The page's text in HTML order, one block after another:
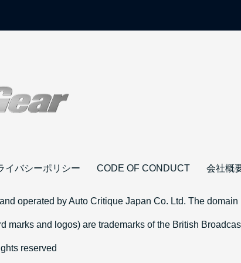
イバシーポリシー CODE OF CONDUCT 会社概
operated by Auto Critique Japan Co. Ltd. The
marks and logos) are trademarks of the British
reserved